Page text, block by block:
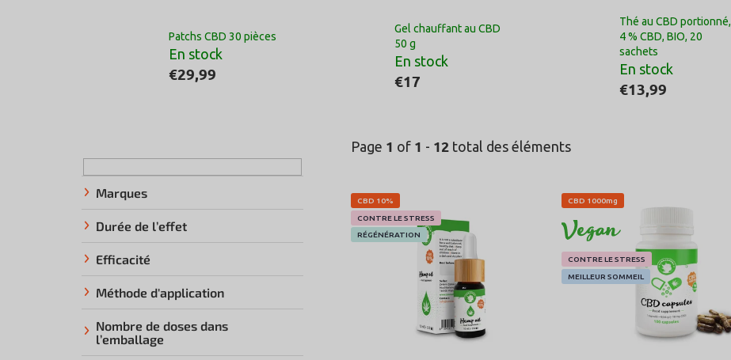
Patchs CBD 30 pièces
En stock
€29,99
Gel chauffant au CBD
50 g
En stock
€17
Thé au CBD portionné,
4 % CBD, BIO, 20
sachets
En stock
€13,99
Marques
Durée de l’effet
Efficacité
Méthode d'application
Nombre de doses dans
l’emballage
Page 1 of 1 - 12 total des éléments
L
i
s
CBD 10%
CONTRE LE STRESS
RÉGÉNÉRATION
CBD 1000mg
CONTRE LE STRESS
MEILLEUR SOMMEIL